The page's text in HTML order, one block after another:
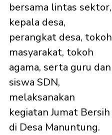
bersama lintas sektor,
kepala desa,
perangkat desa, tokoh
masyarakat, tokoh
agama, serta guru dan
siswa SDN,
melaksanakan
kegiatan Jumat Bersih
di Desa Manuntung.